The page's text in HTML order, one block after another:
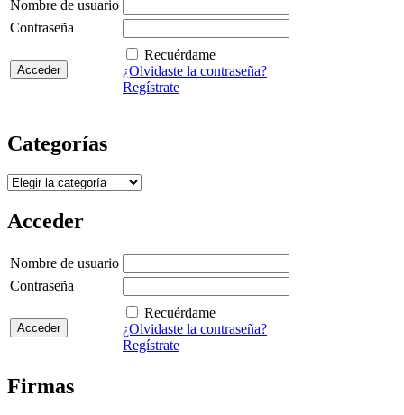
Nombre de usuario
Contraseña
Recuérdame
¿Olvidaste la contraseña?
Regístrate
Categorías
Categorías
Acceder
Nombre de usuario
Contraseña
Recuérdame
¿Olvidaste la contraseña?
Regístrate
Firmas